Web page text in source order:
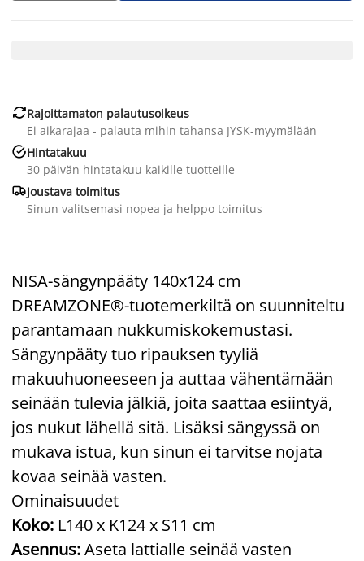
Rajoittamaton palautusoikeus
Ei aikarajaa - palauta mihin tahansa JYSK-myymälään
Hintatakuu
30 päivän hintatakuu kaikille tuotteille
Joustava toimitus
Sinun valitsemasi nopea ja helppo toimitus
NISA-sängynpääty 140x124 cm
DREAMZONE®-tuotemerkiltä on suunniteltu
parantamaan nukkumiskokemustasi.
Sängynpääty tuo ripauksen tyyliä
makuuhuoneeseen ja auttaa vähentämään
seinään tulevia jälkiä, joita saattaa esiintyä,
jos nukut lähellä sitä. Lisäksi sängyssä on
mukava istua, kun sinun ei tarvitse nojata
kovaa seinää vasten.
Ominaisuudet
Koko: L140 x K124 x S11 cm
Asennus:Aseta lattialle seinää vasten